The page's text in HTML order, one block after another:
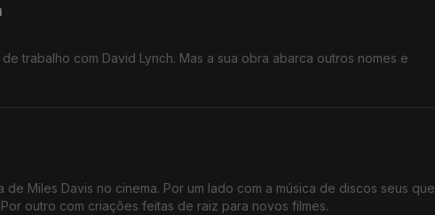
trabalho com David Lynch. Mas a sua obra abarca outros nomes e
Miles Davis no cinema. Por um lado com a música de discos seus que
outro com criações feitas de raiz para novos filmes.